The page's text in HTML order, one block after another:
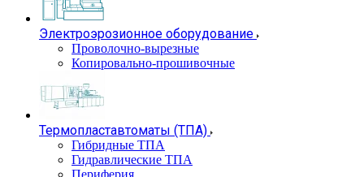
Электроэрозионное оборудование
Проволочно-вырезные
Копировально-прошивочные
Термопластавтоматы (ТПА)
Гибридные ТПА
Гидравлические ТПА
Периферия